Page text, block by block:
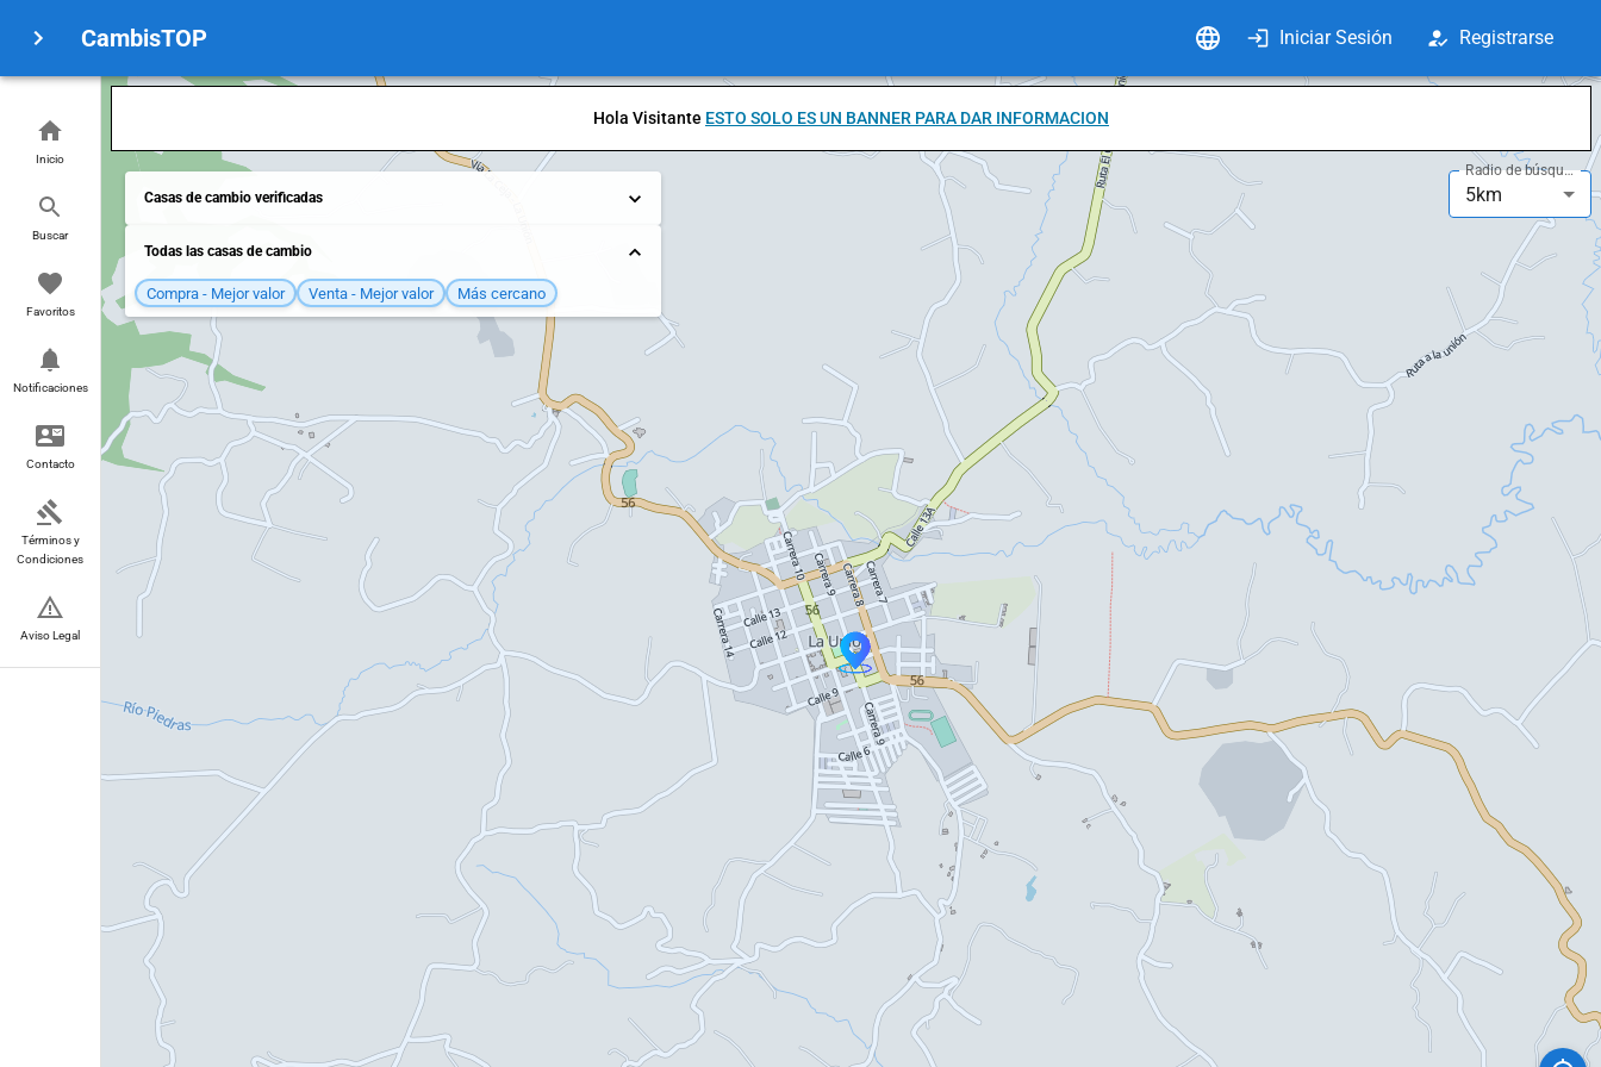
CambisTOP Iniciar Sesión Registrarse
Inicio
Buscar
Favoritos
Notificaciones
Contacto
Términos y
Condiciones
Aviso Legal
Hola Visitante ESTO SOLO ES UN BANNER PARA DAR INFORMACION
Radio de búsqueda
5km
Casas de cambio verificadas
Todas las casas de cambio
Compra - Mejor valor Venta - Mejor valor Más cercano